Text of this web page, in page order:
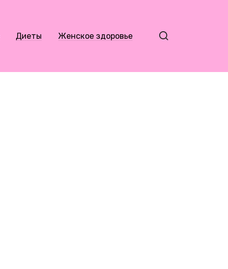
Диеты Женское здоровье